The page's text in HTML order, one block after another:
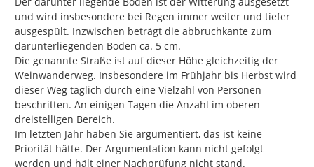
und wird insbesondere bei Regen immer weiter und tiefer
ausgespült. Inzwischen beträgt die abbruchkante zum
darunterliegenden Boden ca. 5 cm.
Die genannte Straße ist auf dieser Höhe gleichzeitig der
Weinwanderweg. Insbesondere im Frühjahr bis Herbst wird
dieser Weg täglich durch eine Vielzahl von Personen
beschritten. An einigen Tagen die Anzahl im oberen
dreistelligen Bereich.
Im letzten Jahr haben Sie argumentiert, das ist keine
Priorität hätte. Der Argumentation kann nicht gefolgt
werden und hält einer Nachprüfung nicht stand.